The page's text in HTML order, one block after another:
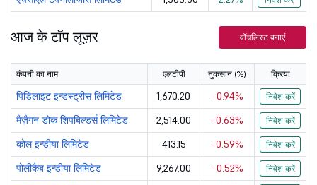
112167.6
ओरेकल फाईनेन... 11734 102061.21
L एलटीएम लिमिटेड 4653.5 134473.28
पर्सिस्टन्ट ... 5574 87056.7
एच डी एफ सी ... 2537 109106.94
आज के टॉप लूज़र वॉचलिस्ट बनाएं
कंपनी का नाम एलटीपी नुकसान (%) क्रिया
पिडिलाइट इन्डस्ट्रीस लिमिटेड 1,670.20 -0.94% निवेश करें
मैज़ैगन डोक शिपबिल्डर्स लिमिटेड 2,514.00 -0.63% निवेश करें
कोल इन्डीया लिमिटेड 413.15 -0.59% निवेश करें
पोलीकैब इन्डीया लिमिटेड 9,267.00 -0.52% निवेश करें